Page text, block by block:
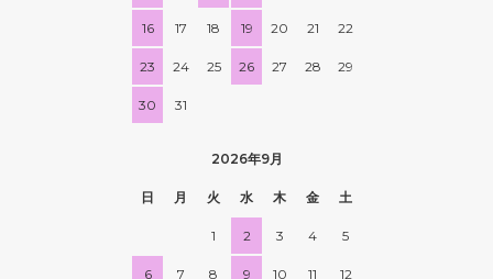
16 17 18 19 20 21 22
23 24 25 26 27 28 29
30 31
2026年9月
日 月 火 水 木 金 土
1 2 3 4 5
6 7 8 9 10 11 12